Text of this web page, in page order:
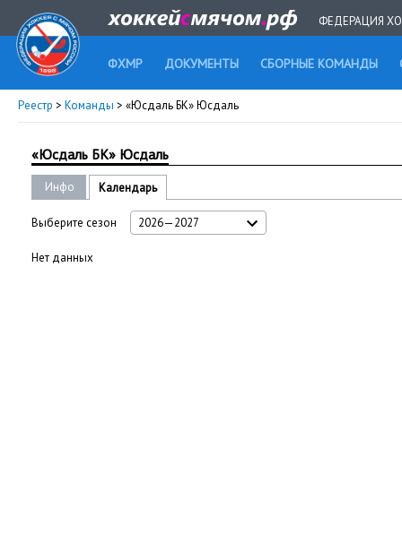
ФЕДЕРАЦИЯ
ФХМР ДОКУМЕНТЫ СБОРНЫЕ КОМАНДЫ
Реестр > Команды > «Юсдаль БК» Юсдаль
«Юсдаль БК» Юсдаль
Инфо Календарь
Выберите сезон 2026—2027
Нет данных